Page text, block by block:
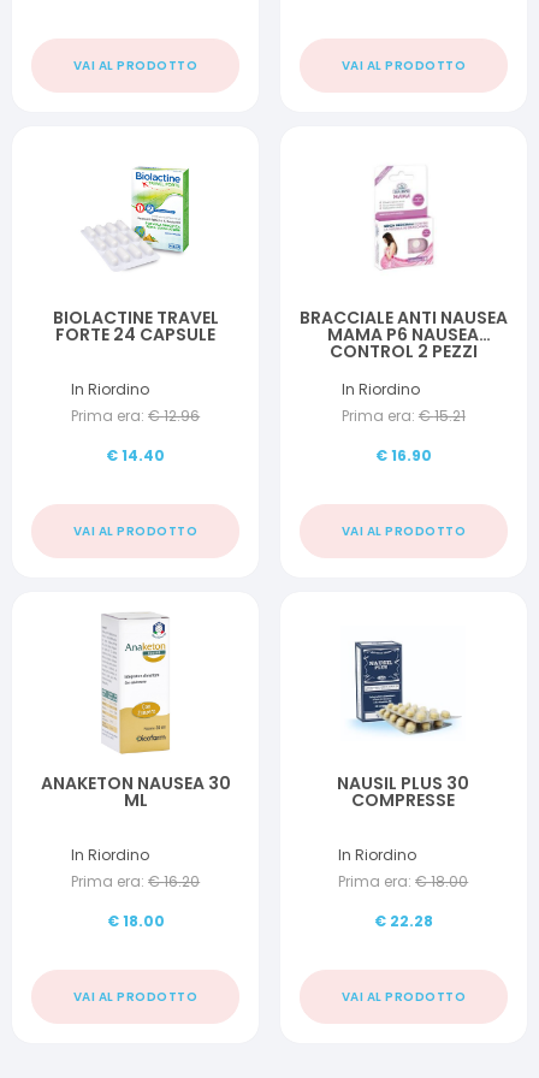
VAI AL PRODOTTO VAI AL PRODOTTO
BIOLACTINE TRAVEL
FORTE 24 CAPSULE
In Riordino
Prima era: €12.96
€14.40
VAI AL PRODOTTO
BRACCIALE ANTI NAUSEA
MAMA P6 NAUSEA
CONTROL 2 PEZZI
In Riordino
Prima era: €15.21
€16.90
VAI AL PRODOTTO
ANAKETON NAUSEA 30
ML
In Riordino
Prima era: €16.20
€18.00
VAI AL PRODOTTO
NAUSIL PLUS 30
COMPRESSE
In Riordino
Prima era: €18.00
€ 22.28
VAI AL PRODOTTO